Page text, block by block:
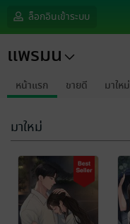
ล็อกอินเข้าระบบ
แพรมน
หน้าแรก ขายดี มาใหม่
มาใหม่